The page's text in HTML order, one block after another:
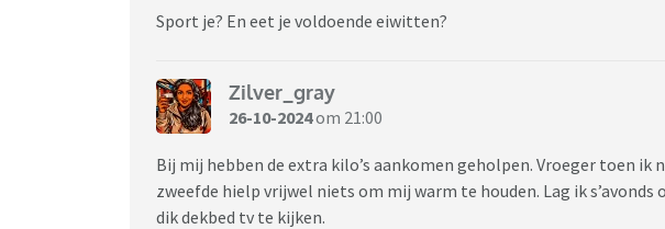
Sport je? En eet je voldoende eiwitten?
Zilver_gray
26-10-2024om 21:00
Bij mij hebben de extra kilo’s aankomen geholpen. Vroeger toen ik
zweefde hielp vrijwel niets om mij warm te houden. Lag ik
dik dekbed tv te kijken.